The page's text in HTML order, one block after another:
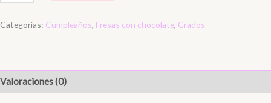
Categorías: Cumpleaños, Fresas con chocolate, Grados
Valoraciones (0)